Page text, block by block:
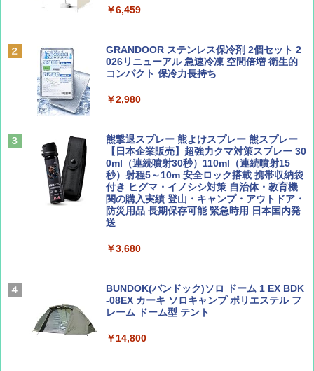
SOTO ミニマル"旅"財布 ランダム2種】
￥1,500
￥1,540
Coyote No.89 特集 星野道夫 夢見る旅
AIRLINE（エアライン）2026年9月号【特
集】ボーイング110周年を祝して！
￥1,760
力的な町 2026～2027 地球の歩き方D アジア
￥2,079
球の歩き方A ヨーロッパ
￥2,479
地球の歩き方 スター・ウォーズ
A26 地球の歩き方 チェコ ポーランド スロヴ
ァキア 2026～2027 地球の歩き方A ヨーロッ
PYKES PEAK (パイクスピーク) 着替えテン
ト プライバシー テント 【中が透けない】 1
ーチ ピクニック ポップアップテント 携帯 簡
￥4,980
ENDLESS BASE 《めざましテレビで紹介》
テント ワンタッチ RENEW 幅200 2-3人用 43
500002(88859)
￥5,999
ーティング フルクローズ メッシュ 3-4人用
簡単設置 ポップアップテント エクルベージ
ュ(BC仕様) PATC-150B(EB)
￥9,990
￥6,459
GRANDOOR ステンレス保冷剤 2個セット 2
026リニューアル 急速冷凍 空間倍増 衛生的
コンパクト 保冷力長持ち
￥2,980
熊撃退スプレー 熊よけスプレー 熊スプレー
【日本企業販売】超強力クマ対策スプレー 30
0ml（連続噴射30秒）110ml（連続噴射15
秒）射程5～10m 安全ロック搭載 携帯収納袋
付き ヒグマ・イノシシ対策 自治体・教育機
関の購入実績 登山・キャンプ・アウトドア・
防災用品 長期保存可能 緊急時用 日本国内発
送
￥3,680
BUNDOK(バンドック)ソロ ドーム 1 EX BDK
-08EX カーキ ソロキャンプ ポリエステル フ
レーム ドーム型 テント
￥14,800